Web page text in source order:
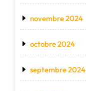
novembre 2024
octobre 2024
septembre 2024